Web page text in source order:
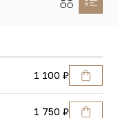
1 100 ₽
1 750 ₽